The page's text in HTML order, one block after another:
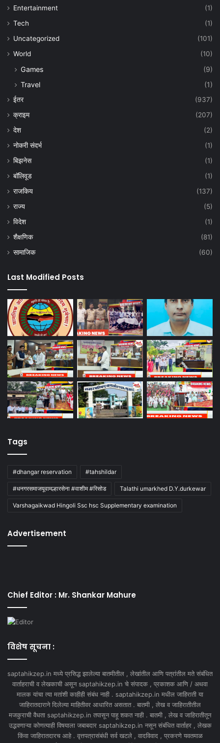
Entertainment
(1)
Tech
(1)
Uncategorized
(101)
World
(10)
Games
(9)
Travel
(1)
ईतर
(937)
क्राइम
(207)
देश
(2)
नोकरी संदर्भ
(1)
बिझनेस
(1)
बॉलिवूड
(1)
राजकिय
(137)
राज्य
(5)
विदेश
(1)
शैक्षणिक
(81)
सामाजिक
(60)
Last Modified Posts
Tags
#dhangar reservation #tahshildar
#धनगरसमाजयूवामल्हारसेना #वाशीम #रिसोड Talathi umarkhed D.Y.durkewar
Varshagaikwad Hingoli Ssc hsc Supplementary examination
Advertisement
Chief Editor : Mr. Shankar Mahure
विशेष सूचना :
saptahikzep.in मध्ये प्रसिद्ध झालेल्या बातमीतील , लेखांतील आणि पत्रांतील मते संबंधित
वार्ताहराची व लेखकाची असून saptahikzep.in चे संपादक , प्रकाशक आणि / अथवा
मालक यांचा त्या मतांशी काहीही संबंध नाही . saptahikzep.in मधील जाहिराती या
जाहिरातदाराने दिलेल्या माहितीवर आधारित असतात . बातमी , लेख व जाहिरातीतील
मजकुराची वैधता saptahikzep.in तपासून पाहू शकत नाही . बातमी , लेख व जाहिरातीतून
उद्भवणाऱ्या कोणत्याही विषयाला जबाबदार saptahikzep.in नसून संबंधित वार्ताहर , लेखक
किंवा जाहिरातदारच आहे . वृत्तपत्रासंबंधी सर्व खटले , वादविवाद , प्रकरणे यवतमाळ